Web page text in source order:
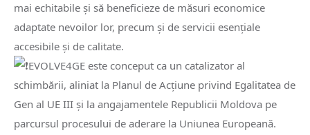
mai echitabile și să beneficieze de măsuri economice
adaptate nevoilor lor, precum și de servicii esențiale
accesibile și de calitate.
EVOLVE4GE este conceput ca un catalizator al
schimbării, aliniat la Planul de Acțiune privind Egalitatea de
Gen al UE III și la angajamentele Republicii Moldova pe
parcursul procesului de aderare la Uniunea Europeană.